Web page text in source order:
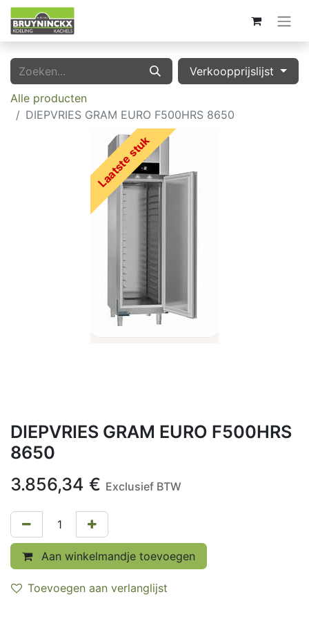
Verkoopprijslijst
Alle producten
DIEPVRIES GRAM EURO F500HRS 8650
Laatste stuk
DIEPVRIES GRAM EURO F500HRS
8650
3.856,34 € Exclusief BTW
Aan winkelmandje toevoegen
Toevoegen aan verlanglijst